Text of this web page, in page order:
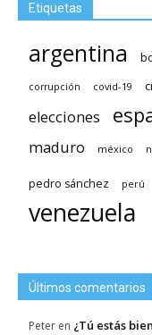
Etiquetas
argentina
corrupción covid-19
elecciones
maduro méxico
pedro sánchez perú
venezuela
Últimos comentarios
Peter en ¿Tú estás